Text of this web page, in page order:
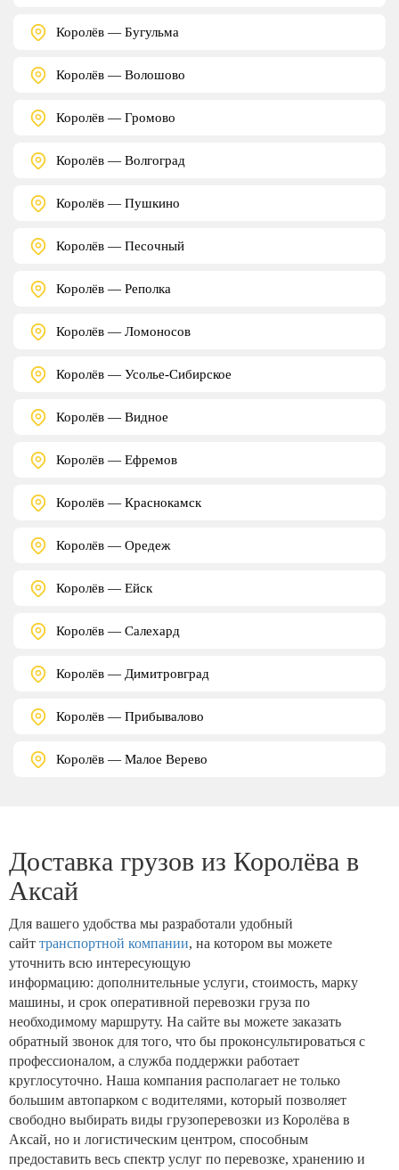
Королёв — Бугульма
Королёв — Волошово
Королёв — Громово
Королёв — Волгоград
Королёв — Пушкино
Королёв — Песочный
Королёв — Реполка
Королёв — Ломоносов
Королёв — Усолье-Сибирское
Королёв — Видное
Королёв — Ефремов
Королёв — Краснокамск
Королёв — Оредеж
Королёв — Ейск
Королёв — Салехард
Королёв — Димитровград
Королёв — Прибывалово
Королёв — Малое Верево
Доставка грузов из Королёва в
Аксай
Для вашего удобства мы разработали удобный
сайт транспортной компании, на котором вы можете
уточнить всю интересующую
информацию: дополнительные услуги, стоимость, марку
машины, и срок оперативной перевозки груза по
необходимому маршруту. На сайте вы можете заказать
обратный звонок для того, что бы проконсультироваться с
профессионалом, а служба поддержки работает
круглосуточно. Наша компания располагает не только
большим автопарком с водителями, который позволяет
свободно выбирать виды грузоперевозки из Королёва в
Аксай, но и логистическим центром, способным
предоставить весь спектр услуг по перевозке, хранению и